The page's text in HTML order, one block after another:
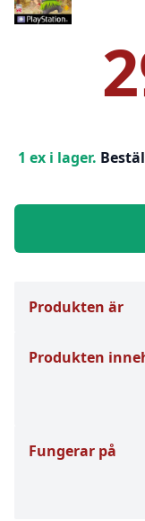
1 ex i lager.
Produkten är
Produkten
Fungerar på